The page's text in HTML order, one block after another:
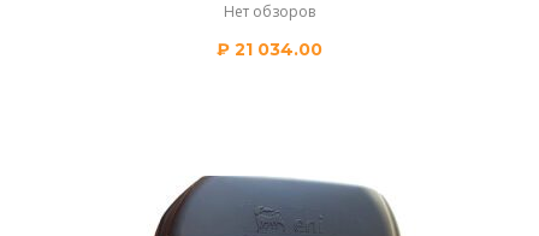
Нет обзоров
₽ 21 034.00